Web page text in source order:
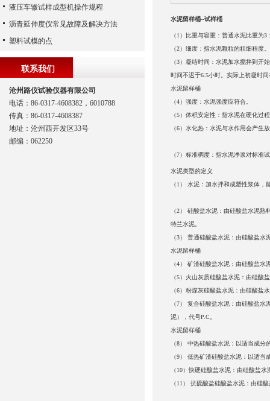
水泥留样桶--试样桶
（1）比重与容重：普通水泥比重为
（2）细度：指水泥颗粒的粗细程度
（3）凝结时间：水泥加水搅拌到开
时间不迟于6.5小时。实际上初凝时
水泥留样桶
（4）强度：水泥强度应符合。
（5）体积安定性：指水泥在硬化过
（6）水化热：水泥与水作用会产生
（7）标准稠度：指水泥净浆对标准
水泥类型的定义
（1） 水泥：加水拌和成塑性浆体
（2） 硅酸盐水泥：由硅酸盐水泥熟
特兰水泥。
（3） 普通硅酸盐水泥：由硅酸盐水
水泥留样桶
（4） 矿渣硅酸盐水泥：由硅酸盐
（5）火山灰质硅酸盐水泥：由硅酸
（6）粉煤灰硅酸盐水泥：由硅酸盐
（7） 复合硅酸盐水泥：由硅酸盐
泥）， 代号P.C。
水泥留样桶
（8） 中热硅酸盐水泥：以适当成
（9） 低热矿渣硅酸盐水泥：以适
（10）快硬硅酸盐水泥：由硅酸盐
（11） 抗硫酸盐硅酸盐水泥：由硅
液压车辙试样成型机操作规程
沥青延伸度仪常见故障及解决方法
塑料试模的点
联系我们
沧州路仪试验仪器有限公司
电话：86-0317-4608382，6010788
传真：86-0317-4608387
地址：沧州西开发区33号
邮编：062250